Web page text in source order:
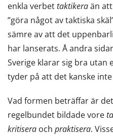
enkla verbettaktikeraän
”göra något av taktiska
sämre av att det
har lanserats. Å andra
Sverige klarar sig bra utan
tyder på att det kanske
Vad formen beträffar är
regelbundet bildade vore
kritisera och praktisera.